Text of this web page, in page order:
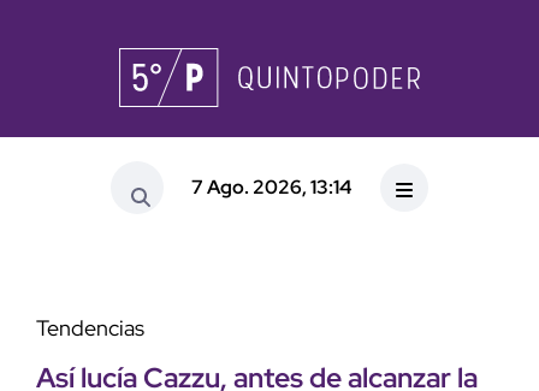
7 Ago. 2026, 13:14
Tendencias
Así lucía Cazzu, antes de alcanzar la